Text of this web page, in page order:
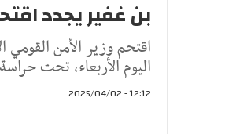
بن غفير يجدد
اقتحم وزير الأمن القومي
اليوم الأربعاء، تحت
12:12 - 2025/04/02